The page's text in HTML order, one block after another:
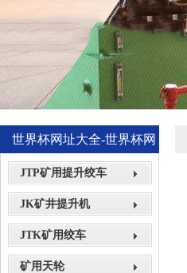
世界杯网址大全-世界杯网
站网页展示
JTP矿用提升绞车
JK矿井提升机
JTK矿用绞车
矿用天轮